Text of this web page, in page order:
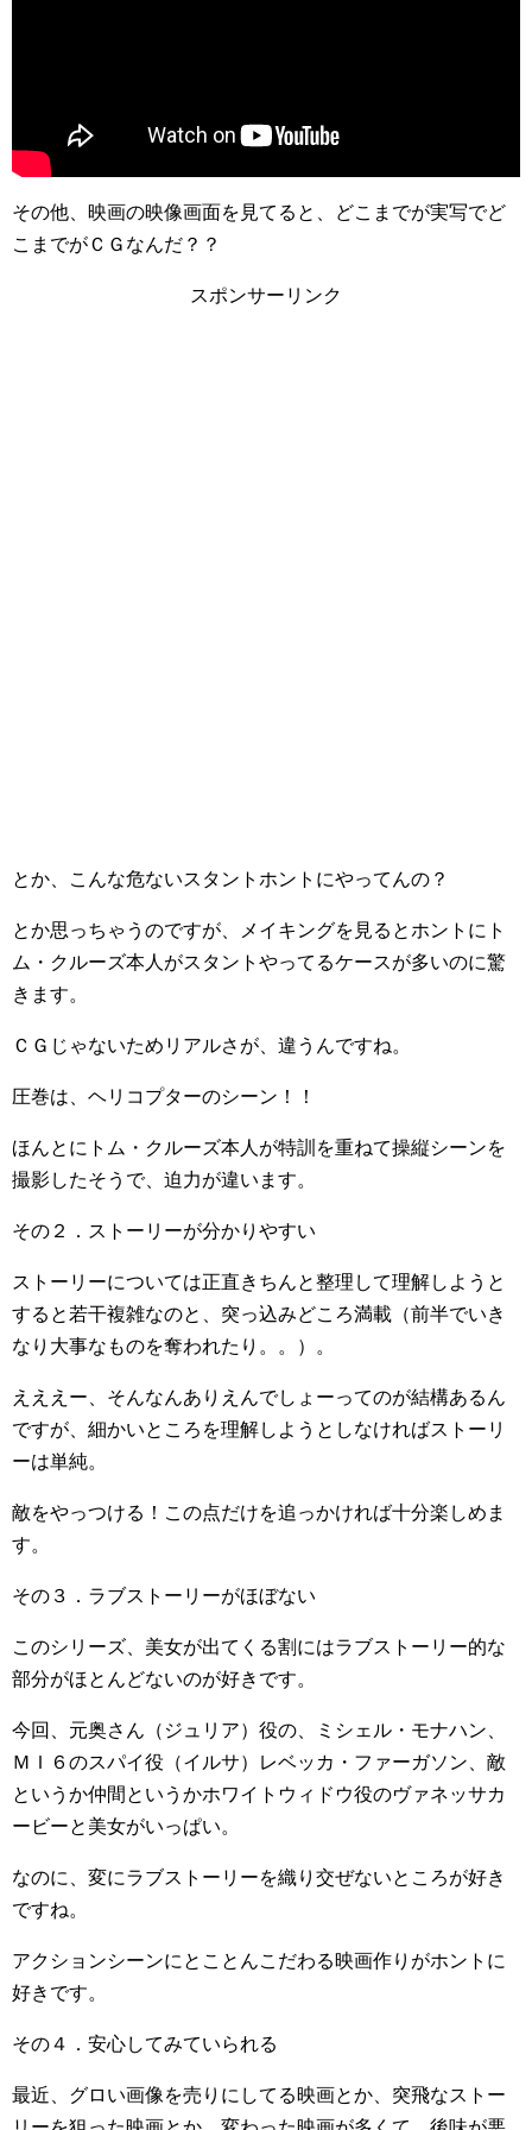
その他、映画の映像画面を見てると、どこまでが実写でど
こまでがＣＧなんだ？？
スポンサーリンク
とか、こんな危ないスタントホントにやってんの？
とか思っちゃうのですが、メイキングを見るとホントにト
ム・クルーズ本人がスタントやってるケースが多いのに驚
きます。
ＣＧじゃないためリアルさが、違うんですね。
圧巻は、ヘリコプターのシーン！！
ほんとにトム・クルーズ本人が特訓を重ねて操縦シーンを
撮影したそうで、迫力が違います。
その２．ストーリーが分かりやすい
ストーリーについては正直きちんと整理して理解しようと
すると若干複雑なのと、突っ込みどころ満載（前半でいき
なり大事なものを奪われたり。。）。
えええー、そんなんありえんでしょーってのが結構あるん
ですが、細かいところを理解しようとしなければストーリ
ーは単純。
敵をやっつける！この点だけを追っかければ十分楽しめま
す。
その３．ラブストーリーがほぼない
このシリーズ、美女が出てくる割にはラブストーリー的な
部分がほとんどないのが好きです。
今回、元奥さん（ジュリア）役の、ミシェル・モナハン、
ＭＩ６のスパイ役（イルサ）レベッカ・ファーガソン、敵
というか仲間というかホワイトウィドウ役のヴァネッサカ
ービーと美女がいっぱい。
なのに、変にラブストーリーを織り交ぜないところが好き
ですね。
アクションシーンにとことんこだわる映画作りがホントに
好きです。
その４．安心してみていられる
最近、グロい画像を売りにしてる映画とか、突飛なストー